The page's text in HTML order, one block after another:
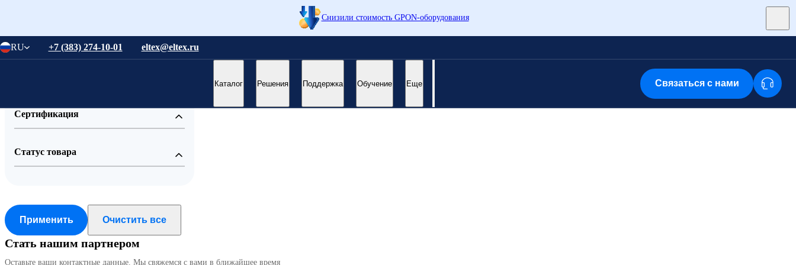
Понятно
Сертификация
Статус товара
Применить Очистить все
Стать нашим партнером
Оставьте ваши контактные данные. Мы свяжемся с вами в ближайшее время
Снизили стоимость GPON-оборудования
RU +7 (383) 274-10-01 eltex@eltex.ru
Каталог Решения Поддержка Обучение Еще Связаться с нами